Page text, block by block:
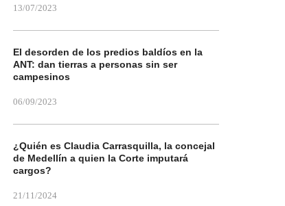
13/07/2023
El desorden de los predios baldíos en la
ANT: dan tierras a personas sin ser
campesinos
06/09/2023
¿Quién es Claudia Carrasquilla, la concejal
de Medellín a quien la Corte imputará
cargos?
21/11/2024